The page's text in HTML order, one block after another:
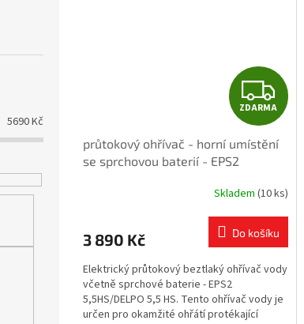
5690Kč
Z
D
A
R
M
A
ZDARMA
průtokový ohřívač - horní umístění
se sprchovou baterií - EPS2
Skladem (10 ks)
3 890 Kč Do košíku
Elektrický průtokový beztlaký ohřívač vody
včetně sprchové baterie - EPS2
5,5HS/DELPO 5,5 HS. Tento ohřívač vody je
určen pro okamžité ohřátí protékající